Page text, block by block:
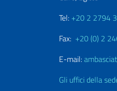
Tel: +20 2 2794
Fax: +20 (0) 2
E-mail:
Gli uffici della